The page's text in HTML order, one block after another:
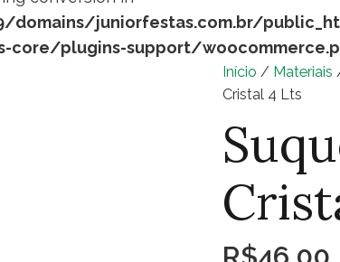
domains/juniorfestas.com.br/
core/plugins-support/
Início / Materiais
Cristal 4 Lts